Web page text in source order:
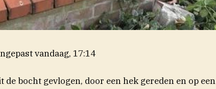
vandaag, 17:14
bocht gevlogen, door een hek gereden en op een